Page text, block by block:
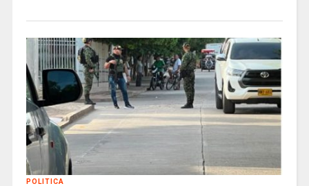
POLITICA